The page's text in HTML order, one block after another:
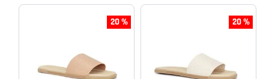
20 % 20 %